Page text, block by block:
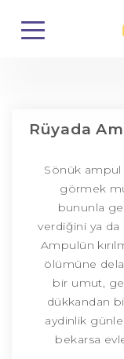
Rüyada
Sönük ampul
görmek
bununla
verdiğini ya da
Ampulün
ölümüne
bir umut,
dükkandan
aydinlik
bekarsa